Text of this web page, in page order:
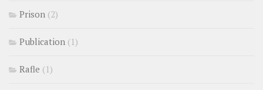
Prison (2)
Publication (1)
Rafle (1)